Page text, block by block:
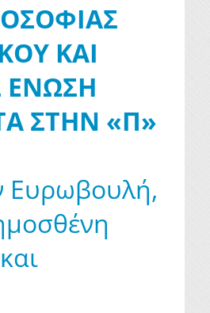
ΚΑΙ
ΕΝΩΣΗ
ΣΤΗΝ «Π»
Ευρωβουλή,